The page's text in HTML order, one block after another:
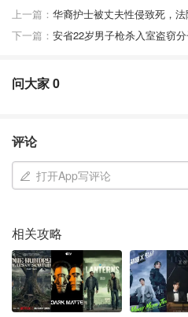
根据安大略省警察局的数据，
是安大略省一些地方警察部门
数据，以提高对这一问题的认识
名受害者，提出了72项人口贩
查人员说，受害者的年龄从12
"我真的很喜欢帮助别人，"她
那些看不到光明的人的希望之
来源：
globalnews 封面：
上一篇：
下一篇：
问大家0
评论
打开App写评论
相关攻略